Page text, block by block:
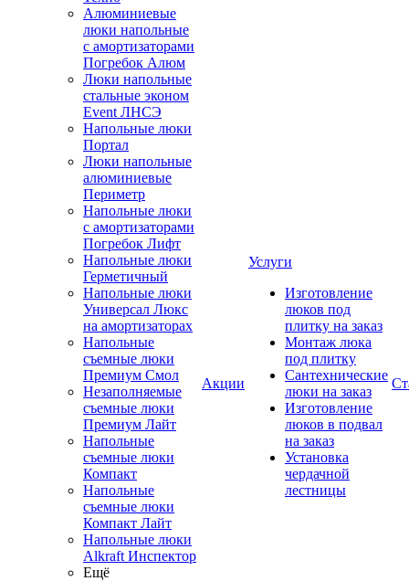
Алюминиевые
люки напольные
с амортизаторами
Погребок Алюм
Люки напольные
стальные эконом
Event ЛНСЭ
Напольные люки
Портал
Люки напольные
алюминиевые
Периметр
Напольные люки
с амортизаторами
Погребок Лифт
Напольные люки
Герметичный
Напольные люки
Универсал Люкс
на амортизаторах
Напольные
съемные люки
Премиум Смол
Незаполняемые
съемные люки
Премиум Лайт
Напольные
съемные люки
Компакт
Напольные
съемные люки
Компакт Лайт
Напольные люки
Alkraft Инспектор
Ещё
Акции
Услуги
Изготовление
люков под
плитку на заказ
Монтаж люка
под плитку
Сантехнические
люки на заказ
Изготовление
люков в подвал
на заказ
Установка
чердачной
лестницы